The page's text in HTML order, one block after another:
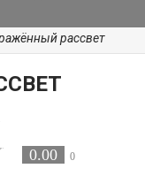
рассвет
0.00 0